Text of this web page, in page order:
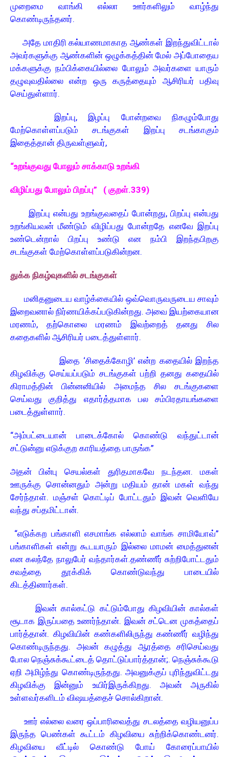
முறைமை வாங்கி எல்லா ஊர்களிலும் வாழ்ந்து
கொண்டிருந்தனர்.
அதே மாதிரி கல்யாணமாகாத ஆண்கள் இறந்துவிட்டால்
அவர்களுக்கு ஆண்களின் ஒழுக்கத்தின் மேல் அப்போதைய
மக்களுக்கு நம்பிக்கையில்லை போலும் அவர்களை யாரும்
தழுவுவதில்லை என்ற ஒரு கருத்தையும் ஆசிரியர் பதிவு
செய்துள்ளார்.
இறப்பு, இழப்பு போன்றவை நிகழும்போது
மேற்கொள்ளப்படும் சடங்குகள் இறப்பு சடங்காகும்
இதைத்தான் திருவள்ளுவர்,
“உறங்குவது போலும் சாக்காடு உறங்கி
விழிப்பது போலும் பிறப்பு” ( குறள்.339)
இறப்பு என்பது உறங்குவதைப் போன்றது, பிறப்பு என்பது
உறங்கியவன் மீண்டும் விழிப்பது போன்றதே எனவே இறப்பு
உண்டென்றால் பிறப்பு உண்டு என நம்பி இறந்தபிறகு
சடங்குகள் மேற்கொள்ளப்படுகின்றன.
துக்க நிகழ்வுகளில் சடங்குகள்
மனிதனுடைய வாழ்க்கையில் ஒவ்வொருவருடைய சாவும்
இறைவனால் நிர்ணயிக்கப்படுகின்றது. அவை இயற்கையான
மரணம், தற்கொலை மரணம் இவற்றைத் தனது சில
கதைகளில் ஆசிரியர் படைத்துள்ளார்.
இதை ‘சிதைக்கோழி’ என்ற கதையில் இறந்த
கிழவிக்கு செய்யப்படும் சடங்குகள் பற்றி தனது கதையில்
கிராமத்தின் பின்னனியில் அமைந்த சில சடங்குகளை
செய்வது குறித்து எதார்த்தமாக பல சம்பிரதாயங்களை
படைத்துள்ளார்.
“அம்பட்டையான் பாடைக்கோல் கொண்டு வந்துட்டான்
சட்டுன்னு எடுக்குற காரியத்தை பாருங்க”
அதன் பின்பு செயல்கள் துரிதமாகவே நடந்தன. மகள்
ஊருக்கு சொன்னதும் அன்று மதியம் தான் மகள் வந்து
சேர்ந்தாள். மஞ்சள் கொட்டிப் போட்டதும் இவன் வெளியே
வந்து சப்தமிட்டான்.
“எடுக்கற பங்காளி எசமாங்க எல்லாம் வாங்க சாமியோவ்”
பங்காளிகள் என்று கூடயாரும் இல்லை மாமன் மைத்துனன்
என கலந்தே நாலுபேர் வந்தார்கள்.தண்ணீர் சுற்றிபோட்டதும்
சவத்தை தூக்கிக் கொண்டுவந்து பாடையில்
கிடத்தினார்கள்.
இவன் கால்கட்டு கட்டும்போது கிழவியின் கால்கள்
சூடாக இருப்பதை உணர்ந்தான். இவன் சட்டென முகத்தைப்
பார்த்தான். கிழவியின் கண்களிலிருந்து கண்ணீர் வழிந்து
கொண்டிருந்தது. அவன் கழுத்து ஆரத்தை சரிசெய்வது
போல நெஞ்சுக்கூட்டைத் தொட்டுப்பார்த்தான்;. நெஞ்சுக்கூடு
ஏறி அமிழ்ந்து கொண்டிருந்தது. அவனுக்குப் புரிந்துவிட்டது
கிழவிக்கு இன்னும் உயிர்இருக்கிறது. அவன் அருகில்
உள்ளவர்களிடம் விஷயத்தைச் சொல்கிறான்.
ஊர் எல்லை வரை ஒப்பாரிவைத்து சடலத்தை வழியனுப்ப
இருந்த பெண்கள் கூட்டம் கிழவியை சுற்றிக்கொண்டனர்.
கிழவியை வீட்டில் கொண்டு போய் கோரைப்பாயில்